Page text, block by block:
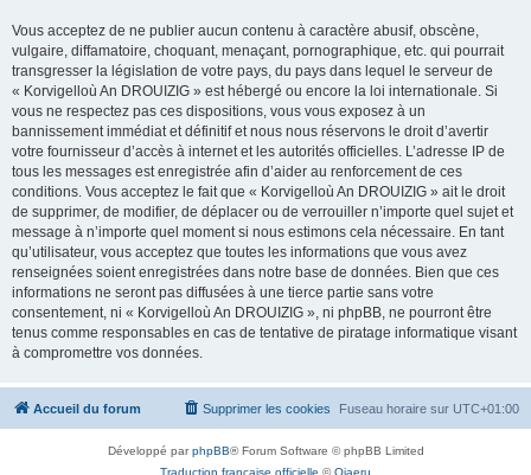
Vous acceptez de ne publier aucun contenu à caractère abusif, obscène,
vulgaire, diffamatoire, choquant, menaçant, pornographique, etc. qui pourrait
transgresser la législation de votre pays, du pays dans lequel le serveur de
« Korvigelloù An DROUIZIG » est hébergé ou encore la loi internationale. Si
vous ne respectez pas ces dispositions, vous vous exposez à un
bannissement immédiat et définitif et nous nous réservons le droit d’avertir
votre fournisseur d’accès à internet et les autorités officielles. L’adresse IP de
tous les messages est enregistrée afin d’aider au renforcement de ces
conditions. Vous acceptez le fait que « Korvigelloù An DROUIZIG » ait le droit
de supprimer, de modifier, de déplacer ou de verrouiller n’importe quel sujet et
message à n’importe quel moment si nous estimons cela nécessaire. En tant
qu’utilisateur, vous acceptez que toutes les informations que vous avez
renseignées soient enregistrées dans notre base de données. Bien que ces
informations ne seront pas diffusées à une tierce partie sans votre
consentement, ni « Korvigelloù An DROUIZIG », ni phpBB, ne pourront être
tenus comme responsables en cas de tentative de piratage informatique visant
à compromettre vos données.
Accueil du forum Fuseau horaire sur UTC+01:00
Supprimer les cookies
Développé parphpBB® Forum Software © phpBB Limited
Traduction française officielle ©Qiaeru